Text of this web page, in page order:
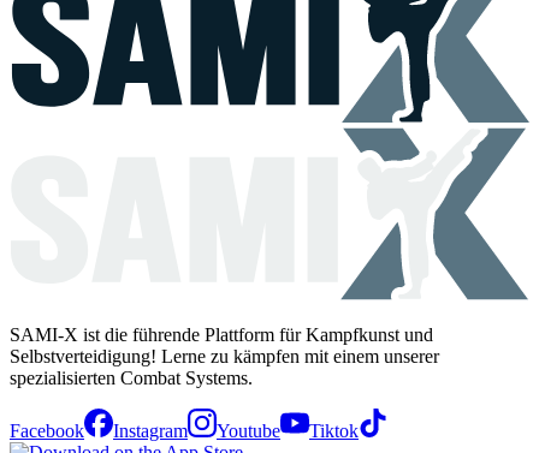
SAMI-X ist die führende Plattform für Kampfkunst und
Selbstverteidigung! Lerne zu kämpfen mit einem unserer
spezialisierten Combat Systems.
Facebook Instagram Youtube Tiktok